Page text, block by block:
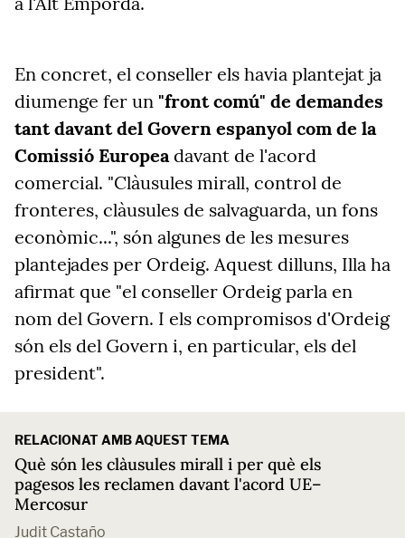
En concret, el conseller els havia plantejat ja
diumenge fer un "front comú" de demandes
tant davant del Govern espanyol com de la
Comissió Europeadavant de l'acord
comercial. "Clàusules mirall, control de
fronteres, clàusules de salvaguarda, un fons
econòmic...", són algunes de les mesures
plantejades per Ordeig. Aquest dilluns, Illa ha
afirmat que "el conseller Ordeig parla en
nom del Govern. I els compromisos d'Ordeig
són els del Govern i, en particular, els del
president".
RELACIONAT AMB AQUEST TEMA
Què són les clàusules mirall i per què els
pagesos les reclamen davant l'acord UE–
Mercosur
Judit Castaño